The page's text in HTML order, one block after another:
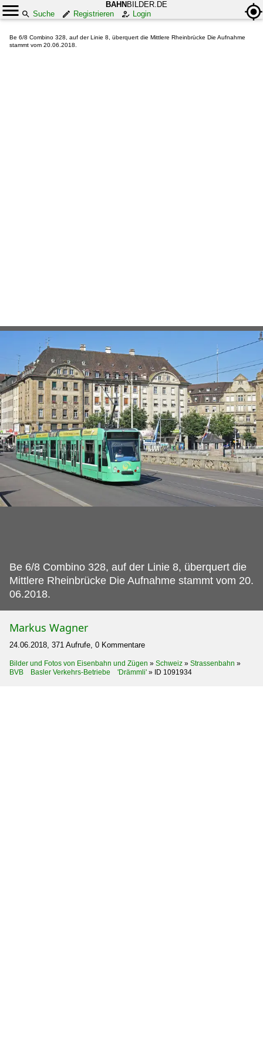
BAHN BILDER.DE
Suche
Registrieren Login
Be 6/8 Combino 328, auf der Linie 8, überquert die Mittlere Rheinbrücke Die Aufnahme
stammt vom 20.06.2018.
Be 6/8 Combino 328, auf der Linie 8, überquert die
Mittlere Rheinbrücke Die Aufnahme stammt vom 20.
06.2018.
Markus Wagner
24.06.2018, 371 Aufrufe, 0 Kommentare
Bilder und Fotos von Eisenbahn und Zügen » Schweiz » Strassenbahn »
BVB Basler Verkehrs-Betriebe 'Drämmli' » ID 1091934